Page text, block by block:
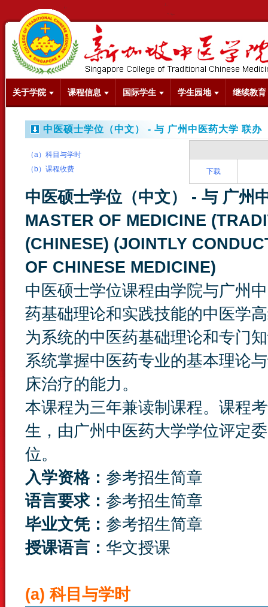
关于学院 课程信息 国际学生 学生园地 继续教育
中医硕士学位（中文） - 与 广州中医药大学 联办
（a）科目与学时
（b）课程收费
下载
中医硕士学位（中文） - 与 广州
MASTER OF MEDICINE
(CHINESE) (JOINTLY
OF CHINESE MEDICINE)
中医硕士学位课程由学院与广州
药基础理论和实践技能的中医学
为系统的中医药基础理论和专门
系统掌握中医药专业的基本理论
床治疗的能力。
本课程为三年兼读制课程。课程
生，由广州中医药大学学位评定
位。
入学资格： 参考招生简章
语言要求： 参考招生简章
毕业文凭： 参考招生简章
授课语言： 华文授课
(a) 科目与学时